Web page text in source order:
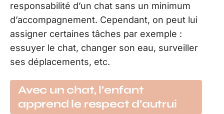
responsabilité d’un chat sans un minimum
d’accompagnement. Cependant, on peut lui
assigner certaines tâches par exemple :
essuyer le chat, changer son eau, surveiller
ses déplacements, etc.
Avec un chat, l’enfant
apprend le respect d’autrui